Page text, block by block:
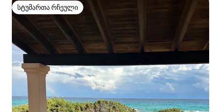
სტუმართა რჩეული
სტუმართა რჩეული